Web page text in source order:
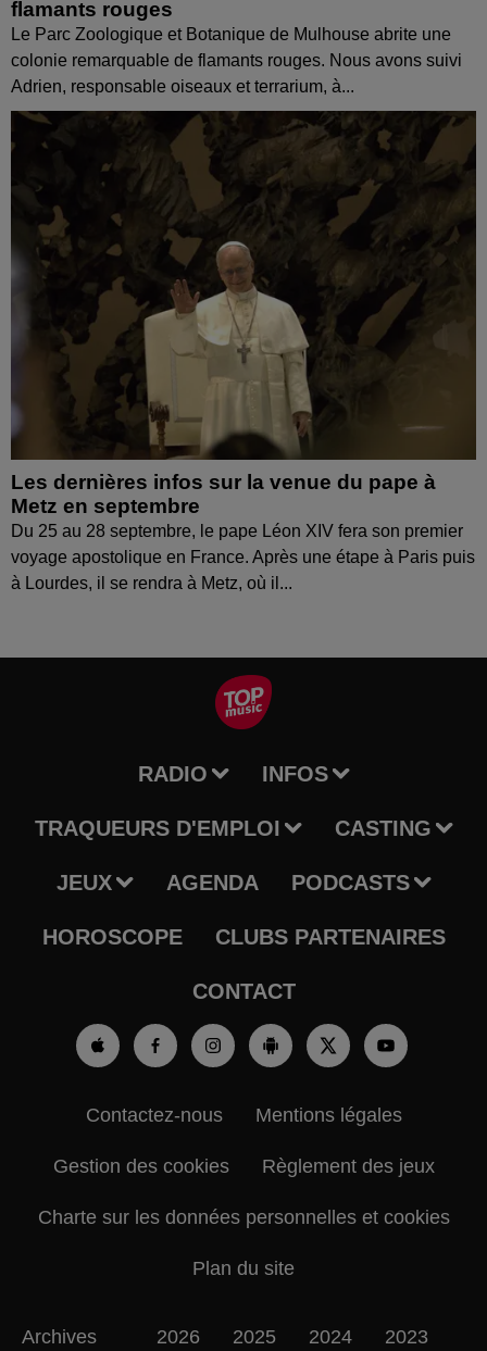
flamants rouges
Le Parc Zoologique et Botanique de Mulhouse abrite une
colonie remarquable de flamants rouges. Nous avons suivi
Adrien, responsable oiseaux et terrarium, à...
Les dernières infos sur la venue du pape à
Metz en septembre
Du 25 au 28 septembre, le pape Léon XIV fera son premier
voyage apostolique en France. Après une étape à Paris puis
à Lourdes, il se rendra à Metz, où il...
RADIO INFOS
TRAQUEURS D'EMPLOI CASTING
JEUX AGENDA PODCASTS
HOROSCOPE CLUBS PARTENAIRES
CONTACT
Contactez-nous Mentions légales
Gestion des cookies Règlement des jeux
Charte sur les données personnelles et cookies
Plan du site
Archives 2026 2025 2024 2023